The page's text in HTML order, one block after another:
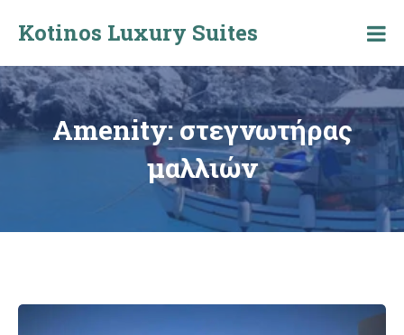
Kotinos Luxury Suites
Kotinos
Luxury
Suites
at
Molos,
SkyrosAmenity:στεγνωτήρας
μαλλιών